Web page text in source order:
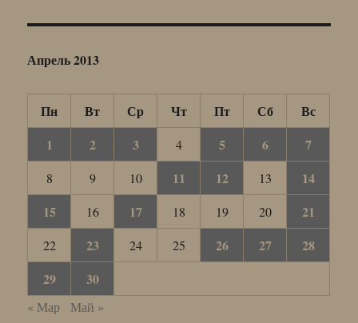
Апрель 2013
Пн Вт Ср Чт Пт Сб
Вс
1
2 3 4 5 6 7
8 9 10 11 12 13
14
15
16 17 18 19 20 21
22 23 24 25 26 27
28
29
30
« Мар Май »